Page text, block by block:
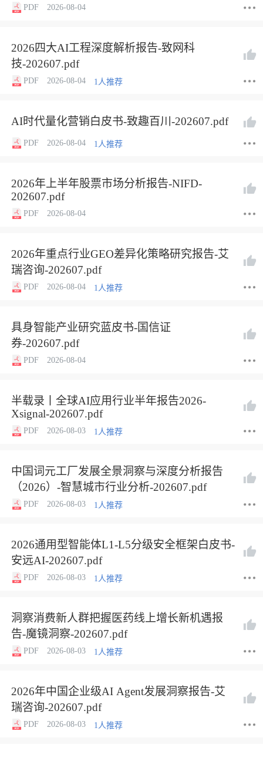
PDF 2026-08-04
2026四大AI工程深度解析报告-致网科
技-202607.pdf
PDF 2026-08-04 1人推荐
AI时代量化营销白皮书-致趣百川-202607.pdf
PDF 2026-08-04 1人推荐
2026年上半年股票市场分析报告-NIFD-
202607.pdf
PDF 2026-08-04
2026年重点行业GEO差异化策略研究报告-艾
瑞咨询-202607.pdf
PDF 2026-08-04 1人推荐
具身智能产业研究蓝皮书-国信证
券-202607.pdf
PDF 2026-08-04
半载录丨全球AI应用行业半年报告2026-
Xsignal-202607.pdf
PDF 2026-08-03 1人推荐
中国词元工厂发展全景洞察与深度分析报告
（2026）-智慧城市行业分析-202607.pdf
PDF 2026-08-03 1人推荐
2026通用型智能体L1-L5分级安全框架白皮书-
安远AI-202607.pdf
PDF 2026-08-03 1人推荐
洞察消费新人群把握医药线上增长新机遇报
告-魔镜洞察-202607.pdf
PDF 2026-08-03 1人推荐
2026年中国企业级AI Agent发展洞察报告-艾
瑞咨询-202607.pdf
PDF 2026-08-03 1人推荐